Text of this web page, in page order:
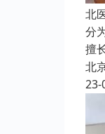
北
分
擅
北
23-